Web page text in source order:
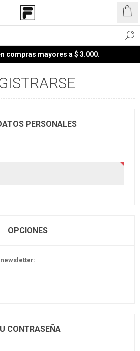
compras mayores a $ 3.000.
PERSONALES
OPCIONES
CONTRASEÑA